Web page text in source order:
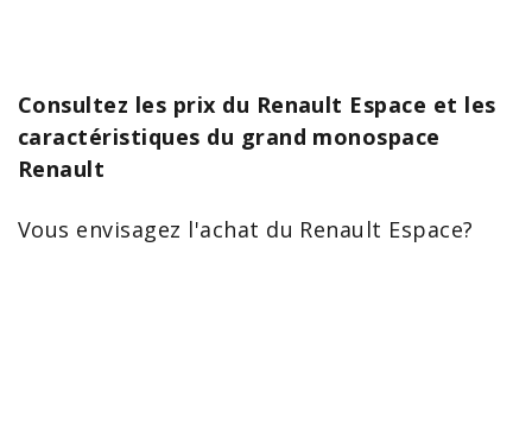
Consultez les prix du Renault Espace et les
caractéristiques du grand monospace
Renault
Vous envisagez l'achat du Renault Espace?